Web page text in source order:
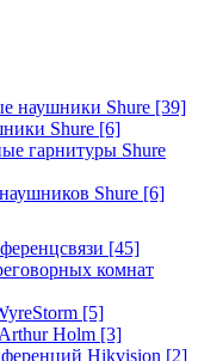
наушники Shure [39]
Shure [6]
гарнитуры Shure
Shure [6]
[45]
комнат
[5]
Holm [3]
Hikvision [2]